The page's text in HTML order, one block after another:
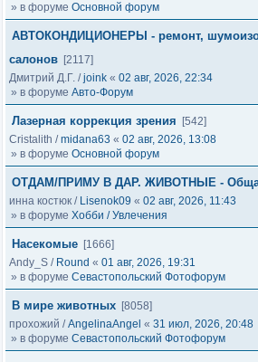
» в форуме Основной форум
АВТОКОНДИЦИОНЕРЫ - ремонт,
салонов [2117]
Дмитрий Д.Г. /joink « 02 авг, 2026, 22:34
» в форуме Авто-Форум
Лазерная коррекция зрения
[542]
Cristalith /midana63 « 02 авг, 2026, 13:08
» в форуме Основной форум
ОТДАМ/ПРИМУ В ДАР. ЖИВОТНЫЕ -
инна костюк / Lisenok09 « 02 авг, 2026, 11:43
» в форуме Хобби / Увлечения
Насекомые [1666]
Andy_S / Round « 01 авг, 2026, 19:31
» в форуме Севастопольский Фотофорум
В мире животных [8058]
прохожий /AngelinaAngel « 31 июл, 2026, 20:48
» в форуме Севастопольский Фотофорум